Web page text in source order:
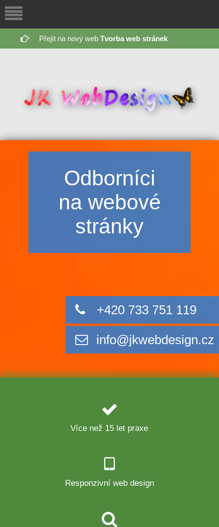
Přejít na nový webTvorba web stránek
Odborníci
na webové
stránky
+420 733 751 119
info@jkwebdesign.cz
Více než 15 let praxe
Responzivní web design